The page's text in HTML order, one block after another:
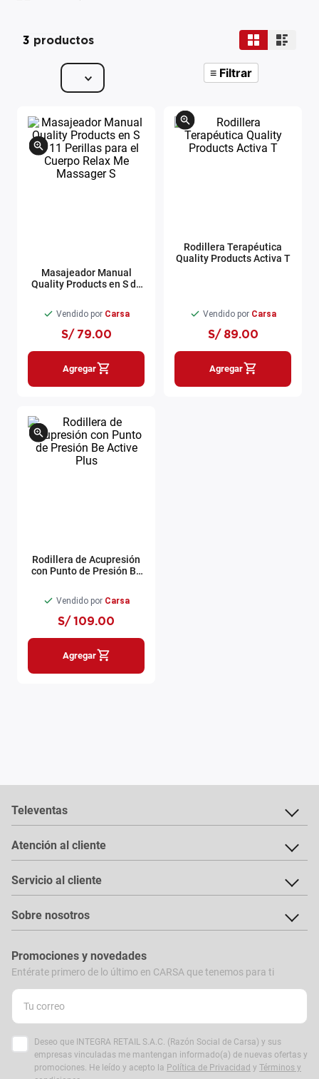
3 productos
≡ Filtrar
Masajeador Manual
Quality Products en S de
Vendido por Carsa
S/ 79.00
Agregar
Rodillera Terapéutica
Quality Products Activa T
Vendido por Carsa
S/ 89.00
Agregar
Rodillera de Acupresión
con Punto de Presión Be
Vendido por Carsa
S/ 109.00
Agregar
Televentas
Atención al cliente
Servicio al cliente
Sobre nosotros
Promociones y novedades
Entérate primero de lo último en CARSA que tenemos para ti
Deseo que INTEGRA RETAIL S.A.C. (Razón Social de Carsa) y sus
empresas vinculadas me mantengan informado(a) de nuevas ofertas y
promociones. He leído y acepto la Política de Privacidad y Términos y